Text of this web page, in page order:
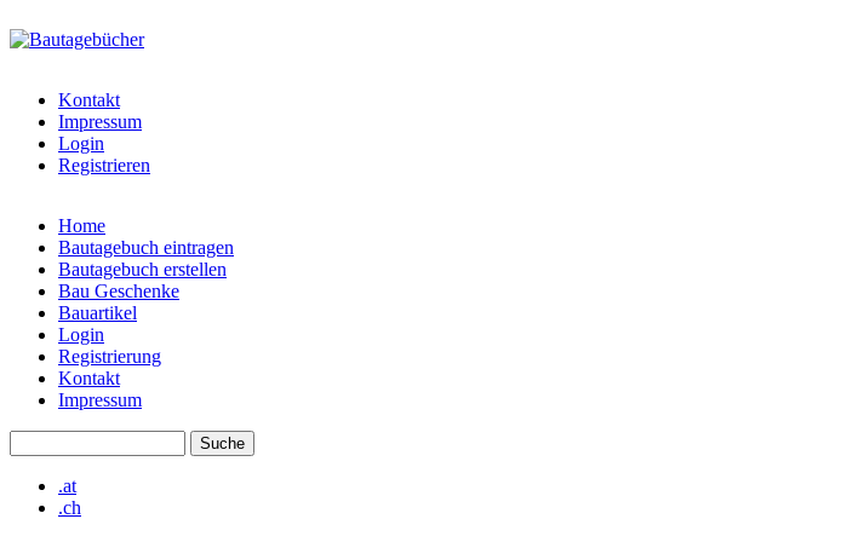
bautagebuch-
liste.de
Kontakt
Impressum
Login
Registrieren
Hauptmenü
Home
Bautagebuch eintragen
Bautagebuch erstellen
Bau Geschenke
Bauartikel
Login
Registrierung
Kontakt
Impressum
.at
.ch